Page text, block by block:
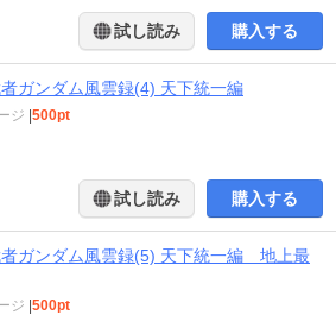
試し読み 購入する
ガンダム風雲録(4) 天下統一編
ジ 500pt
試し読み 購入する
者ガンダム風雲録(5) 天下統一編 地上最
ジ 500pt